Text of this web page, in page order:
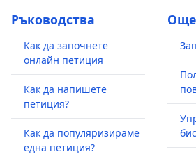
Ръководства
Как да започнете
онлайн петиция
Как да напишете
петиция?
Как да популяризираме
една петиция?
Още